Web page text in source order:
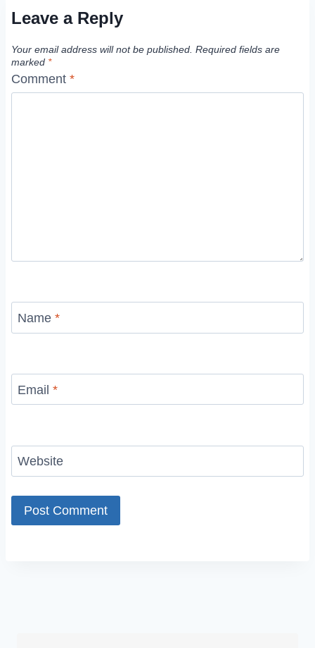
Leave a Reply
Your email address will not be published. Required fields are
marked *
Comment *
Name *
Email *
Website